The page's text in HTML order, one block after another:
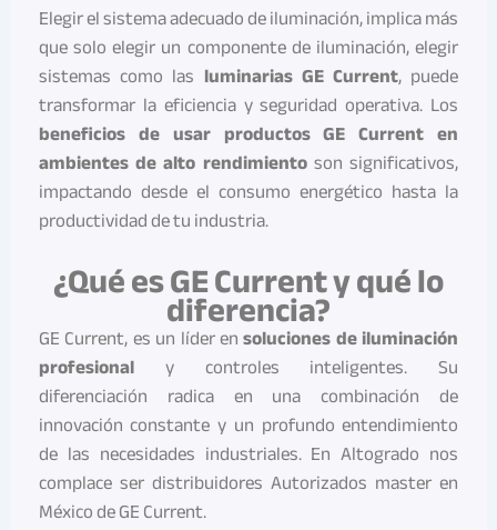
Elegir el sistema adecuado de iluminación, implica más
que solo elegir un componente de iluminación, elegir
sistemas como las luminarias GE Current, puede
transformar la eficiencia y seguridad operativa. Los
beneficios de usar productos GE Current en
ambientes de alto rendimientoson significativos,
impactando desde el consumo energético hasta la
productividad de tu industria.
¿Qué es GE Current y qué lo
diferencia?
GE Current, es un líder ensoluciones de iluminación
profesionaly controles inteligentes. Su
diferenciación radica en una combinación de
innovación constante y un profundo entendimiento
de las necesidades industriales. En Altogrado nos
complace ser distribuidores Autorizados master en
México de GE Current.